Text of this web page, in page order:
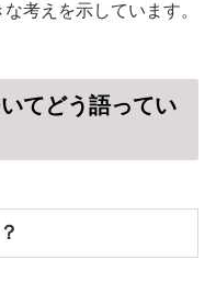
考えを示しています。
てどう語ってい